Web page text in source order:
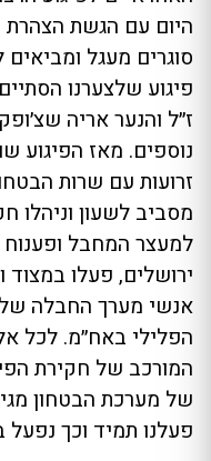
היום עם הגשת הצהרת
סוגרים מעגל
פיגוע שלצערנו
ז״ל והנער אריה
נוספים. מאז הפיגוע
זרועות עם שרות
מסביב לשעון וניהלו
למעצר המחבל ופענוח
ירושלים, פעלו
אנשי מערך החבלה
הפלילי באח״מ. לכל
המורכב של חקירת
של מערכת הבטחון
פעלנו תמיד וכך נפעל